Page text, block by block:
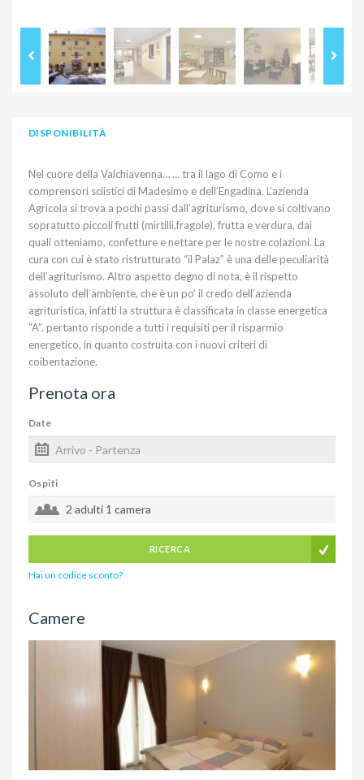
DISPONIBILITÀ
Nel cuore della Valchiavenna… … tra il lago di Como e i
comprensori sciistici di Madesimo e dell’Engadina. L’azienda
Agricola si trova a pochi passi dall’agriturismo, dove si coltivano
sopratutto piccoli frutti (mirtilli,fragole), frutta e verdura, dai
quali otteniamo, confetture e nettare per le nostre colazioni. La
cura con cui è stato ristrutturato “il Palaz” è una delle peculiarità
dell’agriturismo. Altro aspetto degno di nota, è il rispetto
assoluto dell’ambiente, che è un po’ il credo dell’azienda
agrituristica, infatti la struttura è classificata in classe energetica
“A”, pertanto risponde a tutti i requisiti per il risparmio
energetico, in quanto costruita con i nuovi criteri di
coibentazione.
Prenota ora
Date
Ospiti
2 adulti 1 camera
RICERCA
Hai un codice sconto?
Camere